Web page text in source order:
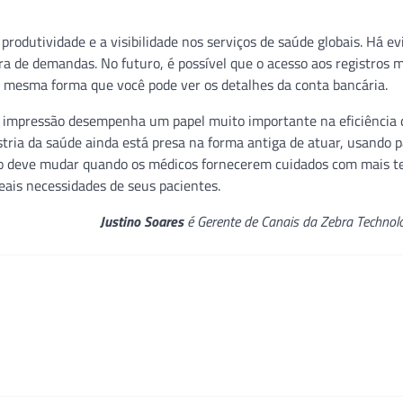
e a visibilidade nos serviços de saúde globais. Há
demandas. No futuro, é possível que o acesso aos registros
forma que você pode ver os detalhes da conta bancária.
desempenha um papel muito importante na eficiência
da saúde ainda está presa na forma antiga de atuar, usando
mudar quando os médicos fornecerem cuidados com mais
necessidades de seus pacientes.
Justino Soaresé Gerente de Canais da Zebra